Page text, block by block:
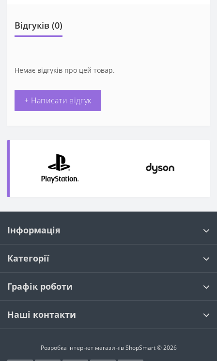
Відгуків (0)
Немає відгуків про цей товар.
+ Написати відгук
Інформація
Категорії
Графік роботи
Наші контакти
Розробка інтернет магазинівShopSmart © 2026